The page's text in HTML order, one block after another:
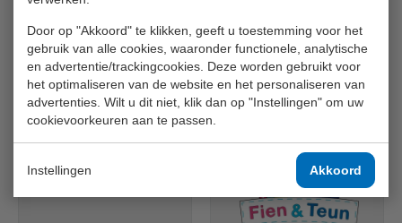
Door op "Akkoord" te klikken, geeft u toestemming voor het
gebruik van alle cookies, waaronder functionele, analytische
en advertentie/trackingcookies. Deze worden gebruikt voor
het optimaliseren van de website en het personaliseren van
advertenties. Wilt u dit niet, klik dan op "Instellingen" om uw
cookievoorkeuren aan te passen.
Instellingen Akkoord
Stationery Princess Secret